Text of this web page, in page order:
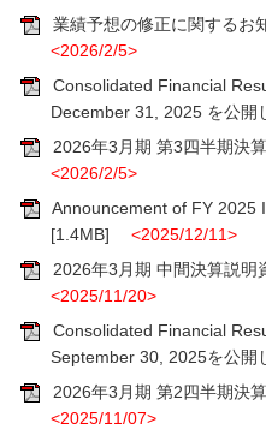
業績予想の修正に関するお
<2026/2/5>
Consolidated Financial
December 31, 2025 を公開
2026年3月期 第3四半期決
<2026/2/5>
Announcement of FY 2025
[1.4MB] <2025/12/11>
2026年3月期 中間決算説明
<2025/11/20>
Consolidated Financial
September 30, 2025を公開
2026年3月期 第2四半期決
<2025/11/07>